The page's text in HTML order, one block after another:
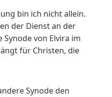
bin ich nicht allein.
der Dienst an der
von Elvira im
für Christen, die
Synode den